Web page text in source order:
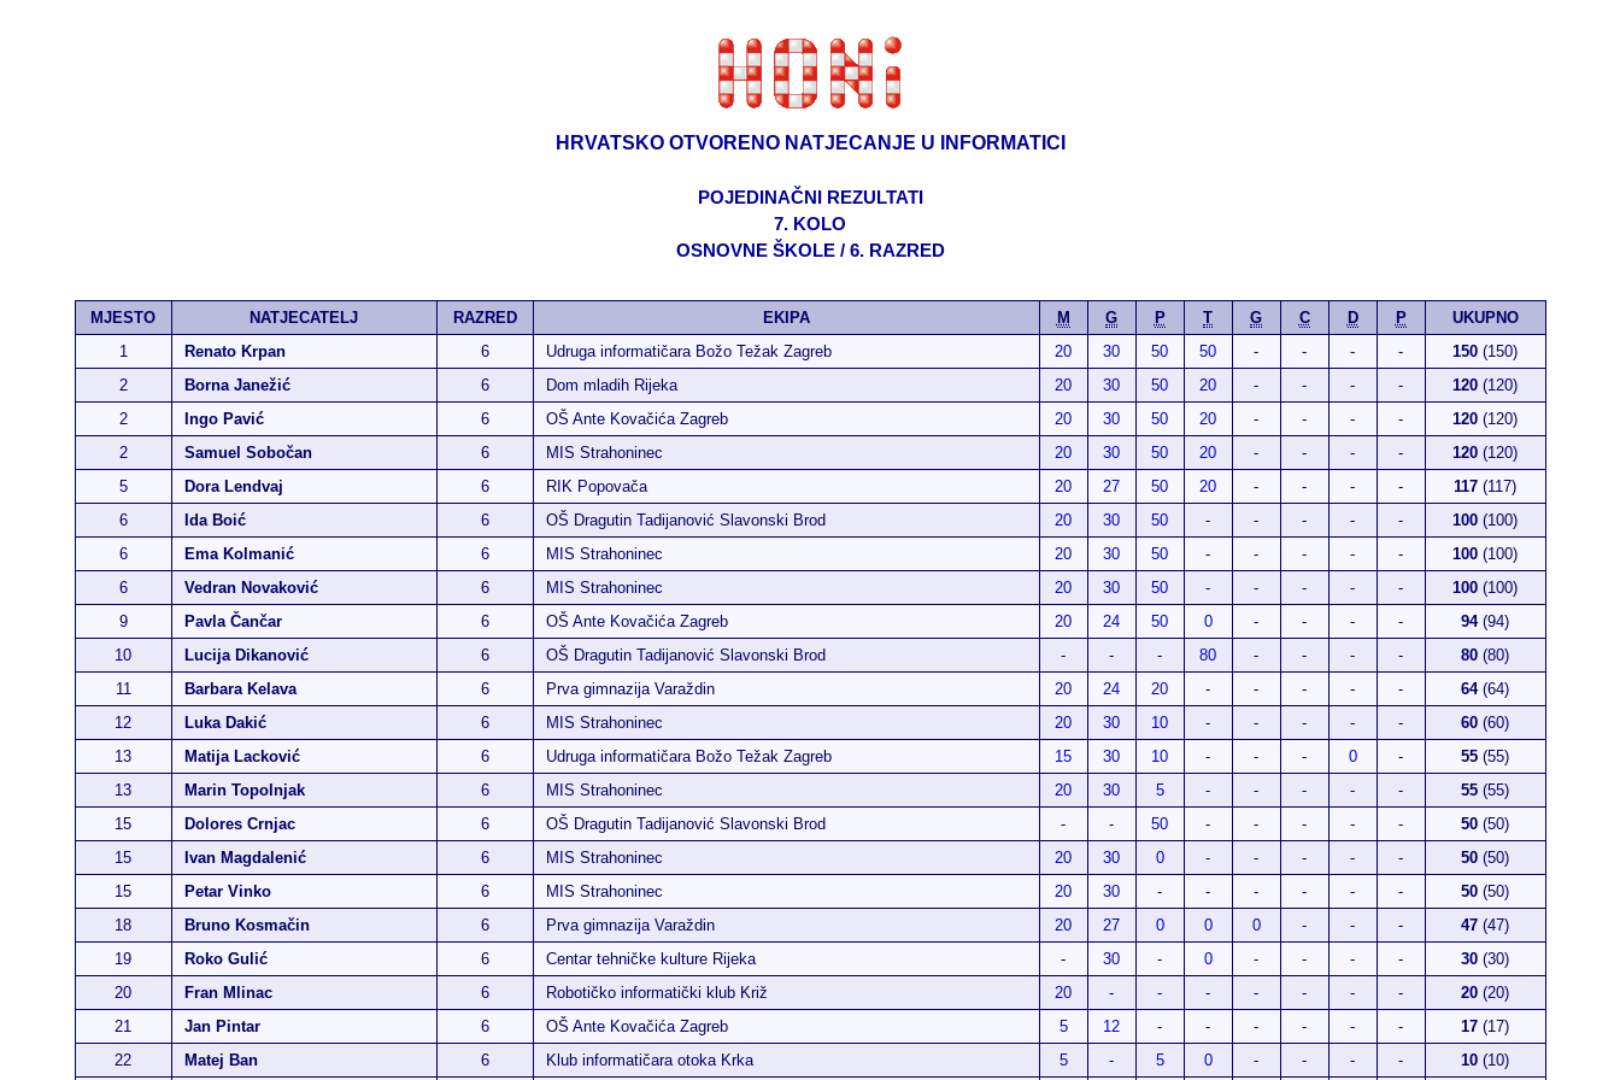
HRVATSKO OTVORENO NATJECANJE U INFORMATICI
POJEDINAČNI REZULTATI
7. KOLO
OSNOVNE ŠKOLE / 6. RAZRED
MJESTO NATJECATELJ RAZRED EKIPA M G P T G C D P
UKUPNO
1
Renato Krpan 6 Udruga informatičara Božo Težak Zagreb 20 30 50 50 - - - - 150 (150)
2
Borna Janežić 6 Dom mladih Rijeka 20 30 50 20 - - - - 120 (120)
2
Ingo Pavić 6 OŠ Ante Kovačića Zagreb 20 30 50 20 - - - - 120 (120)
2
Samuel Sobočan 6 MIS Strahoninec 20 30 50 20 - - - - 120 (120)
5
Dora Lendvaj 6 RIK Popovača 20 27 50 20 - - - - 117 (117)
6
Ida Boić 6 OŠ Dragutin Tadijanović Slavonski Brod 20 30 50 - - - - - 100 (100)
6
Ema Kolmanić 6 MIS Strahoninec 20 30 50 - - - - - 100 (100)
6
Vedran Novaković 6 MIS Strahoninec 20 30 50 - - - - - 100 (100)
9
Pavla Čančar 6 OŠ Ante Kovačića Zagreb 20 24 50 0 - - - - 94(94)
10
Lucija Dikanović 6 OŠ Dragutin Tadijanović Slavonski Brod - - - 80 - - - - 80 (80)
11
Barbara Kelava 6 Prva gimnazija Varaždin 20 24 20 - - - - - 64(64)
12
Luka Dakić 6 MIS Strahoninec 20 30 10 - - - - - 60 (60)
13
Matija Lacković 6 Udruga informatičara Božo Težak Zagreb 15 30 10 - - - 0 - 55 (55)
13
Marin Topolnjak 6 MIS Strahoninec 20 30 5 - - - - - 55 (55)
15
Dolores Crnjac 6 OŠ Dragutin Tadijanović Slavonski Brod - - 50 - - - - - 50 (50)
15
Ivan Magdalenić 6 MIS Strahoninec 20 30 0 - - - - - 50 (50)
15
Petar Vinko 6 MIS Strahoninec 20 30 - - - - - - 50 (50)
18
Bruno Kosmačin 6 Prva gimnazija Varaždin 20 27 0 0 0 - - - 47 (47)
19
Roko Gulić 6 Centar tehničke kulture Rijeka - 30 - 0 - - - - 30 (30)
20
Fran Mlinac 6 Robotičko informatički klub Križ 20 - - - - - - - 20 (20)
21
Jan Pintar 6 OŠ Ante Kovačića Zagreb 5 12 - - - - - - 17 (17)
22
Matej Ban 6 Klub informatičara otoka Krka 5 - 5 0 - - - - 10 (10)